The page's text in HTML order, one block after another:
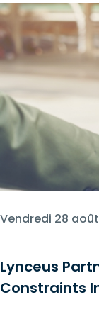
Vendredi 28
Lynceus
Constraints